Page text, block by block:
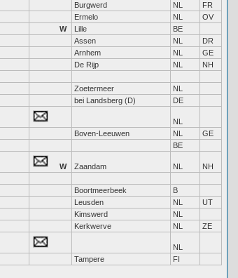
Burgwerd NL
FR
Ermelo NL
OV
W Lille
BE
Assen NL
DR
Arnhem NL
GE
De Rijp NL
NH
Zoetermeer
NL
bei Landsberg (D) DE
NL
Boven-Leeuwen NL
GE
BE
W Zaandam NL
NH
Boortmeerbeek
B
Leusden NL
UT
Kimswerd
NL
Kerkwerve NL ZE
NL
Tampere FI